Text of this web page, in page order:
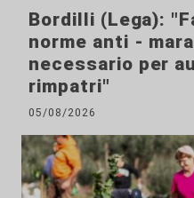
Bordilli (Lega):
norme anti -
necessario per
rimpatri"
05/08/2026